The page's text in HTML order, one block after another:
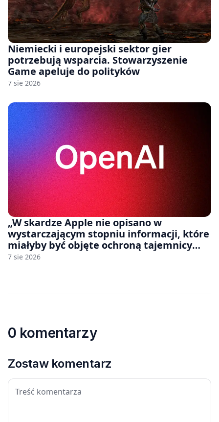
Niemiecki i europejski sektor gier
potrzebują wsparcia. Stowarzyszenie
Game apeluje do polityków
7 sie 2026
„W skardze Apple nie opisano w
wystarczającym stopniu informacji, które
miałyby być objęte ochroną tajemnicy
handlowej”. OpenAI żąda odrzucenia
7 sie 2026
0 komentarzy
Zostaw komentarz